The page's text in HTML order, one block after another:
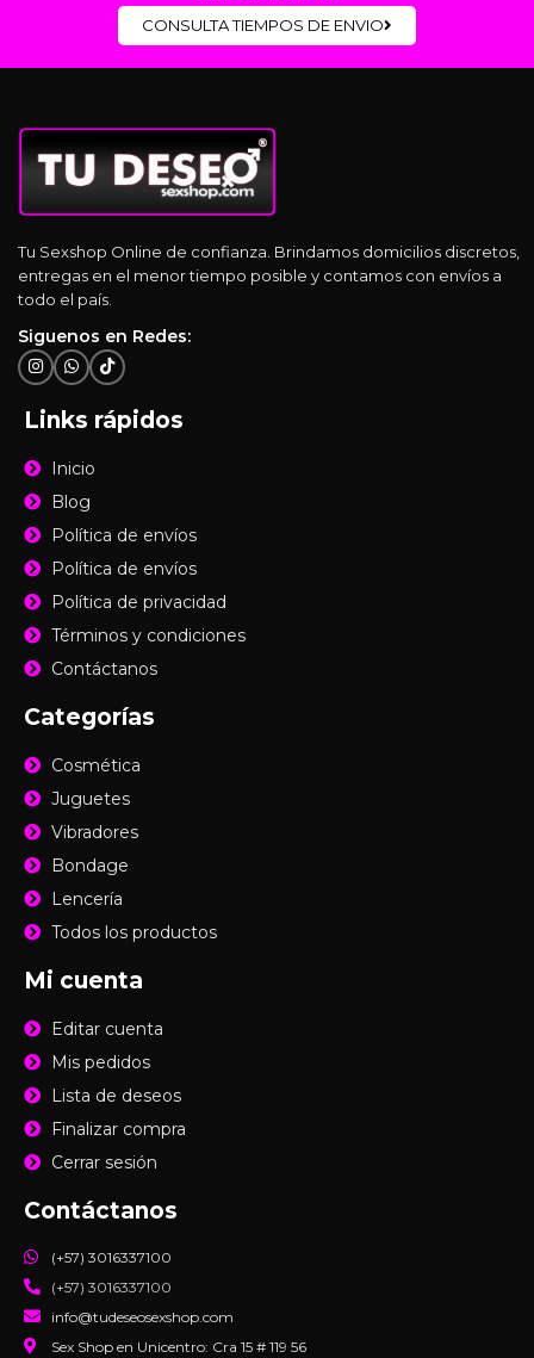
CONSULTA TIEMPOS DE ENVIO
Tu Sexshop Online de confianza. Brindamos domicilios discretos,
entregas en el menor tiempo posible y contamos con envíos a
todo el país.
Siguenos en Redes:
Links rápidos
Inicio
Blog
Política de envíos
Política de envíos
Política de privacidad
Términos y condiciones
Contáctanos
Categorías
Cosmética
Juguetes
Vibradores
Bondage
Lencería
Todos los productos
Mi cuenta
Editar cuenta
Mis pedidos
Lista de deseos
Finalizar compra
Cerrar sesión
Contáctanos
(+57) 3016337100
(+57) 3016337100
info@tudeseosexshop.com
Sex Shop en Unicentro: Cra 15 # 119 56